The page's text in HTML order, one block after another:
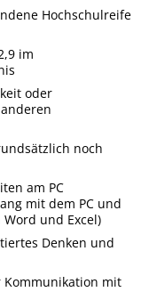
Hochschulreife
im
oder
noch
am PC
mit dem PC und
und Excel)
Denken und
Kommunikation mit